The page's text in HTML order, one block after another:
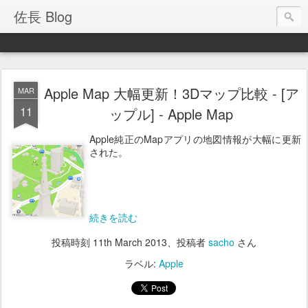
佐長 Blog
MAR
11
Apple Map 大幅更新！3Dマップ比較 - [ア
ップル] - Apple Map
Apple純正のMapアプリの地図情報が大幅に更新
された。
続きを読む
投稿時刻 11th March 2013、投稿者 sacho さん
ラベル: Apple